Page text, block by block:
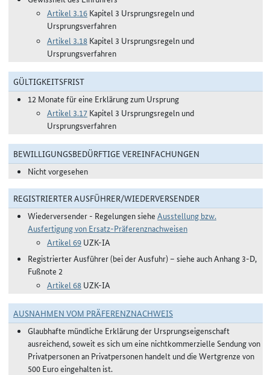
Artikel 3.16 Kapitel 3 Ursprungsregeln und
Ursprungsverfahren
Artikel 3.18 Kapitel 3 Ursprungsregeln und
Ursprungsverfahren
GÜLTIGKEITSFRIST
12 Monate für eine Erklärung zum Ursprung
Artikel 3.17 Kapitel 3 Ursprungsregeln und
Ursprungsverfahren
BEWILLIGUNGSBEDÜRFTIGE VEREINFACHUNGEN
Nicht vorgesehen
REGISTRIERTER AUSFÜHRER/WIEDERVERSENDER
Wiederversender - Regelungen siehe Ausstellung bzw.
Ausfertigung von Ersatz-Präferenznachweisen
Artikel 69 UZK-IA
Registrierter Ausführer (bei der Ausfuhr) – siehe auch Anhang 3-D,
Fußnote 2
Artikel 68 UZK-IA
AUSNAHMEN VOM PRÄFERENZNACHWEIS
Glaubhafte mündliche Erklärung der Ursprungseigenschaft
ausreichend, soweit es sich um eine nichtkommerzielle Sendung von
Privatpersonen an Privatpersonen handelt und die Wertgrenze von
500 Euro eingehalten ist.